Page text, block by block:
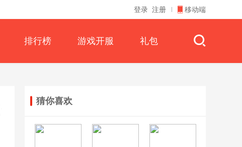
登录 注册 移动端
排行榜 游戏开服 礼包
猜你喜欢